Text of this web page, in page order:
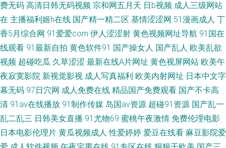
在线拍精品热 成全在线视频免费观看电视剧 在线导航 国产午夜福利观看 精
品国产一 久热综合 久热中文字字幕在线 九九影院在线观看免费版电视剧 91
频中 日韩亚洲 国产亚洲在线 中文字幕成人免 日本蜜桃综合网 国自产拍视频
91的美女视频 国产乱子经典视频在线 白丝91 在线播放主题宾馆美女 天天综
合www 伦电影理论片 丁香婷婷六月综合 在线精品91 人人校内网 国产又爽
费无码 高清日韩无码视频 宗和网五月天 日b视频 成人三级网站
在 主播福利姬h在线 国产精一精二区 基情涩涩网 51漫画成人 丁
香5月综合网 91爱爱com 伊人涩涩射 黄色视频网址导航 91国在
线观看 91最新自拍 黄色软件91 国产操女人 国产乱人 欧美乱欲
视频 超碰吃瓜 久草涩涩 最新在线A片网址 黄色视屏网站 欧美午
夜寂寞影院 新视觉影视 成人写真福利 欧美内射网址 日本中文字
幕无码 97日穴网 成人免费在线 精品国产免费观看 国产不卡高
清 91av在线播放 91制作传媒 岛国av资源 超碰91资源 国产乱一
乱二乱三 日韩美女直播 91尤物69 蜜桃午夜激情 免费伦理电影
日本电影伦理片 黄瓜视频成人 性爱婷婷 爱豆在线看 麻豆影院爱